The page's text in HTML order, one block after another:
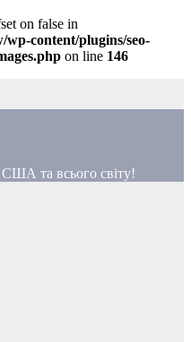
on false in
content/plugins/seo-
on line 146
та всього світу!